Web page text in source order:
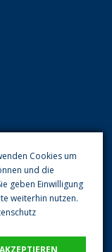
Cookies um
und die
geben Einwilligung
weiterhin nutzen.
AKZEPTIEREN